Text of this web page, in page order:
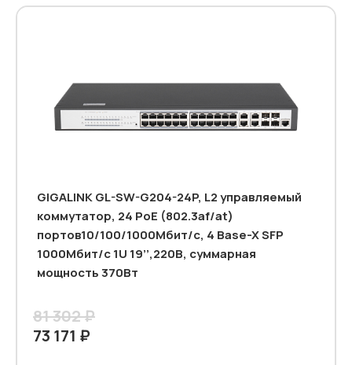
GIGALINK GL-SW-G204-24P, L2 управляемый
коммутатор, 24 PoE (802.3af/at)
портов10/100/1000Мбит/с, 4 Base-X SFP
1000Мбит/с 1U 19’’,220В, суммарная
мощность 370Вт
81 302 ₽
73 171 ₽